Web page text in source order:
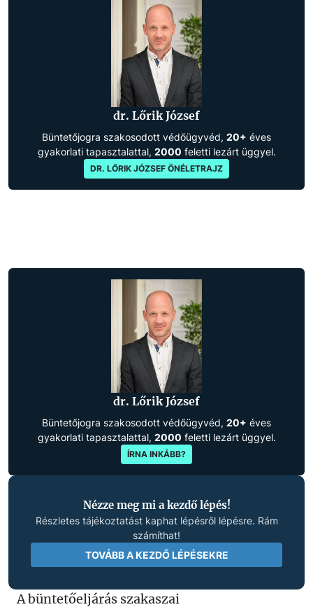
dr. Lőrik József
Büntetőjogra szakosodott védőügyvéd, 20+ éves
gyakorlati tapasztalattal, 2000 feletti lezárt üggyel.
DR. LŐRIK JÓZSEF ÖNÉLETRAJZ
dr. Lőrik József
Büntetőjogra szakosodott védőügyvéd, 20+ éves
gyakorlati tapasztalattal, 2000 feletti lezárt üggyel.
ÍRNA INKÁBB?
Nézze meg mi a kezdő lépés!
Részletes tájékoztatást kaphat lépésről lépésre. Rám
számíthat!
TOVÁBB A KEZDŐ LÉPÉSEKRE
A büntetőeljárás szakaszai